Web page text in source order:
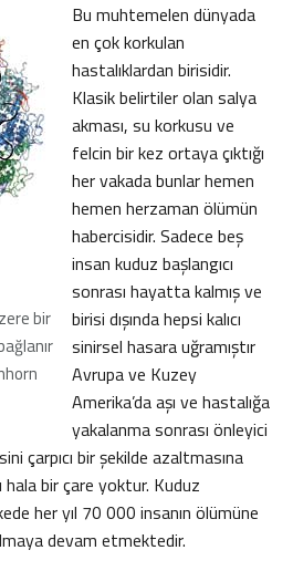
bir
Bu muhtemelen dünyada
en çok korkulan
hastalıklardan birisidir.
Klasik belirtiler olan salya
akması, su korkusu ve
felcin bir kez ortaya çıktığı
her vakada bunlar hemen
hemen herzaman ölümün
habercisidir. Sadece beş
insan kuduz başlangıcı
sonrası hayatta kalmış ve
birisi dışında hepsi kalıcı
sinirsel hasara uğramıştır
Avrupa ve Kuzey
Amerika’da aşı ve hastalığa
yakalanma sonrası önleyici
çarpıcı bir şekilde azaltmasına
hala bir çare yoktur. Kuduz
her yıl 70 000 insanın ölümüne
devam etmektedir.